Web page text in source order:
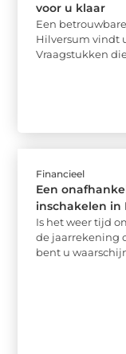
voor u klaar
Een
Hilversum vindt
Vraagstukken
Financieel
Een
inschakelen in
Is het weer tijd
de jaarrekening
bent u